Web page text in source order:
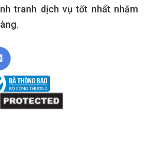
tranh dịch vụ tốt nhất nhằm